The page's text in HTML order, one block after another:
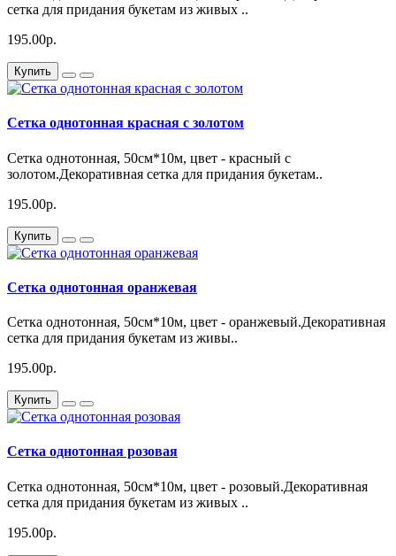
сетка для придания букетам из живых ..
195.00р.
Купить
Сетка однотонная красная с золотом
Сетка однотонная, 50см*10м, цвет - красный с
золотом.Декоративная сетка для придания букетам..
195.00р.
Купить
Сетка однотонная оранжевая
Сетка однотонная, 50см*10м, цвет - оранжевый.Декоративная
сетка для придания букетам из живы..
195.00р.
Купить
Сетка однотонная розовая
Сетка однотонная, 50см*10м, цвет - розовый.Декоративная
сетка для придания букетам из живых ..
195.00р.